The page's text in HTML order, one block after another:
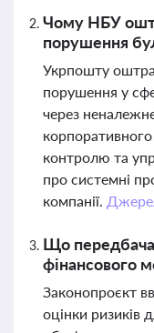
Чому НБУ
порушення
Укрпошту
порушення у
через
контролю та
про системні
компанії.
Що
фінансового
Законопроєкт
оцінки ризиків